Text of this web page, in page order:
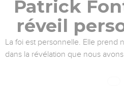
Patrick
réveil
La foi est personnelle. Elle prend
dans la révélation que nous